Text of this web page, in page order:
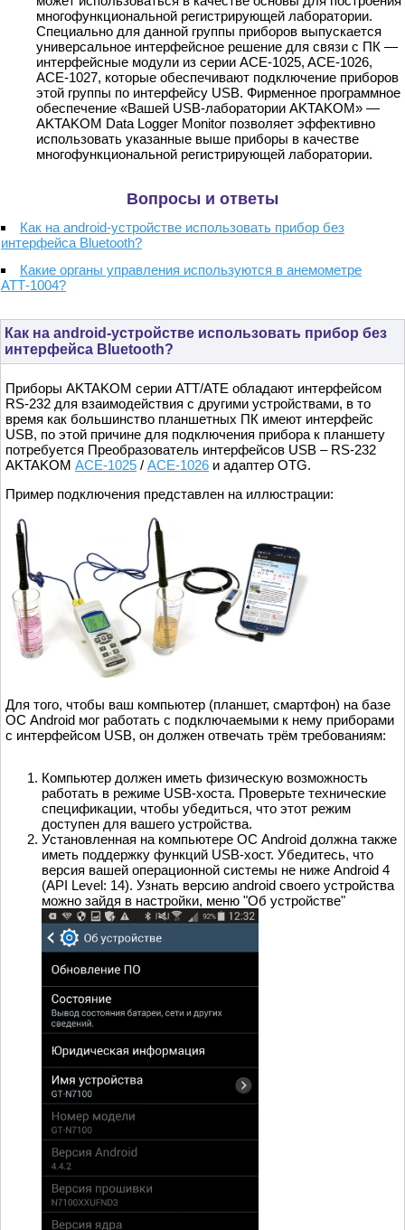
многофункциональной регистрирующей лаборатории.
Специально для данной группы приборов выпускается
универсальное интерфейсное решение для связи с ПК —
интерфейсные модули из серии ACE-1025, ACE-1026,
ACE-1027, которые обеспечивают подключение приборов
этой группы по интерфейсу USB. Фирменное программное
обеспечение «Вашей USB-лаборатории AKTAKOM» —
AKTAKOM Data Logger Monitor позволяет эффективно
использовать указанные выше приборы в качестве
многофункциональной регистрирующей лаборатории.
Вопросы и ответы
Как на android-устройстве использовать прибор без
интерфейса Bluetooth?
Какие органы управления используются в анемометре
АТТ-1004?
Как на android-устройстве использовать прибор без
интерфейса Bluetooth?
Приборы AKTAKOM серии АТТ/АТЕ обладают интерфейсом
RS-232 для взаимодействия с другими устройствами, в то
время как большинство планшетных ПК имеют интерфейс
USB, по этой причине для подключения прибора к планшету
потребуется Преобразователь интерфейсов USB – RS-232
AKTAKOM АСЕ-1025 / АСЕ-1026 и адаптер OTG.
Пример подключения представлен на иллюстрации:
Для того, чтобы ваш компьютер (планшет, смартфон) на базе
ОС Android мог работать с подключаемыми к нему приборами
с интерфейсом USB, он должен отвечать трём требованиям:
Компьютер должен иметь физическую возможность
работать в режиме USB-хоста. Проверьте технические
спецификации, чтобы убедиться, что этот режим
доступен для вашего устройства.
Установленная на компьютере ОС Android должна также
иметь поддержку функций USB-хост. Убедитесь, что
версия вашей операционной системы не ниже Android 4
(API Level: 14). Узнать версию android своего устройства
можно зайдя в настройки, меню "Об устройстве"